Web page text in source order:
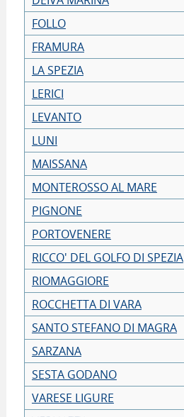
FOLLO
FRAMURA
LA SPEZIA
LERICI
LEVANTO
LUNI
MAISSANA
MONTEROSSO AL MARE
PIGNONE
PORTOVENERE
RICCO' DEL GOLFO DI SPEZIA
RIOMAGGIORE
ROCCHETTA DI VARA
SANTO STEFANO DI MAGRA
SARZANA
SESTA GODANO
VARESE LIGURE